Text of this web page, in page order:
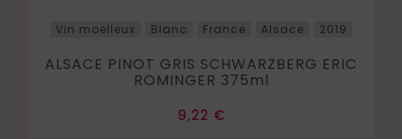
Vin moelleux Blanc France Alsace 2019
ALSACE PINOT GRIS SCHWARZBERG ERIC
ROMINGER 375ml
Prix
9,22 €